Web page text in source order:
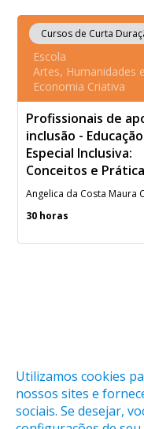
Cursos de Curta
Escola
Artes, Humanidades e
Economia Criativa
Profissionais de
inclusão - Educação
Especial Inclusiva:
Conceitos e
30 horas
O cadastro na LAB é
Utilizamos cookies
nossos sites e
sociais. Se desejar,